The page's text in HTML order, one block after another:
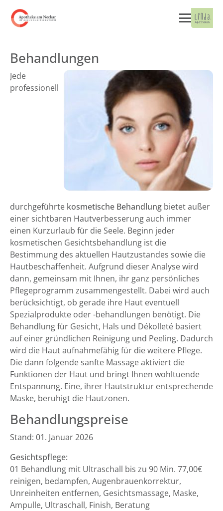
Behandlungen
Jede
professionell
durchgeführte kosmetische Behandlung bietet außer
einer sichtbaren Hautverbesserung auch immer
einen Kurzurlaub für die Seele. Beginn jeder
kosmetischen Gesichtsbehandlung ist die
Bestimmung des aktuellen Hautzustandes sowie die
Hautbeschaffenheit. Aufgrund dieser Analyse wird
dann, gemeinsam mit Ihnen, ihr ganz persönliches
Pflegeprogramm zusammengestellt. Dabei wird auch
berücksichtigt, ob gerade ihre Haut eventuell
Spezialprodukte oder -behandlungen benötigt. Die
Behandlung für Gesicht, Hals und Dékolleté basiert
auf einer gründlichen Reinigung und Peeling. Dadurch
wird die Haut aufnahmefähig für die weitere Pflege.
Die dann folgende sanfte Massage aktiviert die
Funktionen der Haut und bringt Ihnen wohltuende
Entspannung. Eine, ihrer Hautstruktur entsprechende
Maske, beruhigt die Hautzonen.
Behandlungspreise
Stand: 01. Januar 2026
Gesichtspflege:
01 Behandlung mit Ultraschall bis zu 90 Min. 77,00€
reinigen, bedampfen, Augenbrauenkorrektur,
Unreinheiten entfernen, Gesichtsmassage, Maske,
Ampulle, Ultraschall, Finish, Beratung